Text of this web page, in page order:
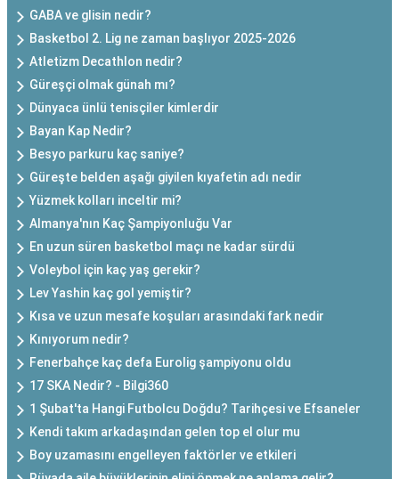
GABA ve glisin nedir?
Basketbol 2. Lig ne zaman başlıyor 2025-2026
Atletizm Decathlon nedir?
Güreşçi olmak günah mı?
Dünyaca ünlü tenisçiler kimlerdir
Bayan Kap Nedir?
Besyo parkuru kaç saniye?
Güreşte belden aşağı giyilen kıyafetin adı nedir
Yüzmek kolları inceltir mi?
Almanya'nın Kaç Şampiyonluğu Var
En uzun süren basketbol maçı ne kadar sürdü
Voleybol için kaç yaş gerekir?
Lev Yashin kaç gol yemiştir?
Kısa ve uzun mesafe koşuları arasındaki fark nedir
Kınıyorum nedir?
Fenerbahçe kaç defa Eurolig şampiyonu oldu
17 SKA Nedir? - Bilgi360
1 Şubat'ta Hangi Futbolcu Doğdu? Tarihçesi ve Efsaneler
Kendi takım arkadaşından gelen top el olur mu
Boy uzamasını engelleyen faktörler ve etkileri